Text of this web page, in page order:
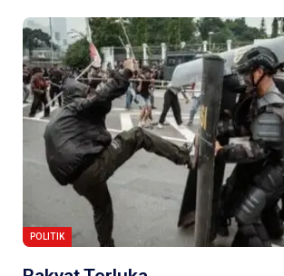
POLITIK